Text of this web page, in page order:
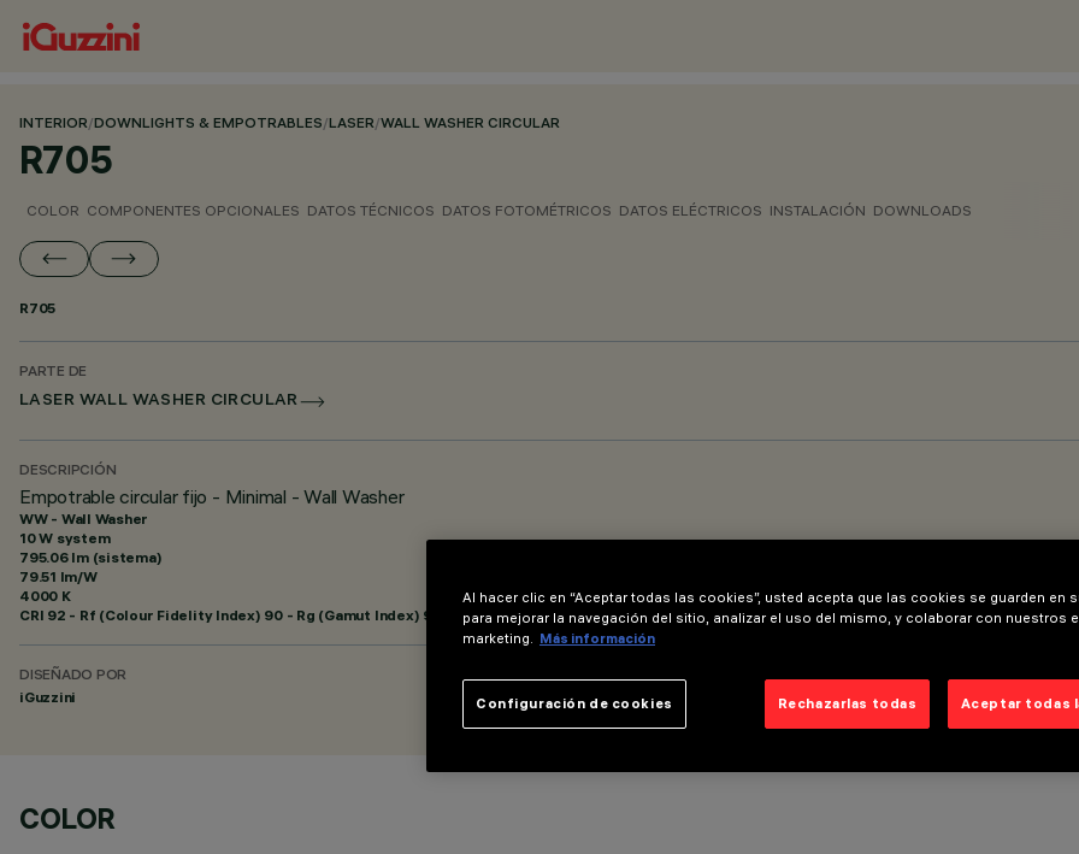
INTERIOR/DOWNLIGHTS & EMPOTRABLES/LASER/WALL WASHER CIRCULAR
R705
COLOR COMPONENTES OPCIONALES DATOS TÉCNICOS DATOS FOTOMÉTRICOS DATOS ELÉCTRICOS INSTALACIÓN DOWNLOADS
R705
PARTE DE
LASER WALL WASHER CIRCULAR
DESCRIPCIÓN
Empotrable circular fijo - Minimal - Wall Washer
WW - Wall Washer
10 W system
795.06 lm (sistema)
79.51 lm/W
4000 K
CRI 92 - Rf (Colour Fidelity Index) 90 - Rg (Gamut Index) 98
DISEÑADO POR
iGuzzini
COLOR
Al hacer clic en “Aceptar todas las cookies”, usted acepta que las cookies se guarden en
para mejorar la navegación del sitio, analizar el uso del mismo, y colaborar con nuestros
marketing. Más información
Rechazarlas todas Aceptar todas
Configuración de cookies